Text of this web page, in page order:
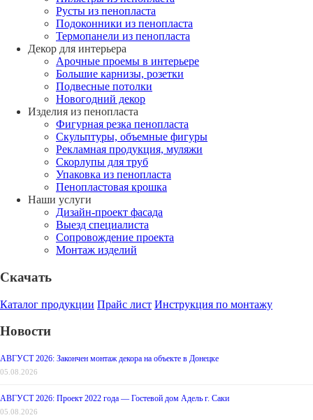
Русты из пенопласта
Подоконники из пенопласта
Термопанели из пенопласта
Декор для интерьера
Арочные проемы в интерьере
Большие карнизы, розетки
Подвесные потолки
Новогодний декор
Изделия из пенопласта
Фигурная резка пенопласта
Скульптуры, объемные фигуры
Рекламная продукция, муляжи
Скорлупы для труб
Упаковка из пенопласта
Пенопластовая крошка
Наши услуги
Дизайн-проект фасада
Выезд специалиста
Сопровождение проекта
Монтаж изделий
Скачать
Каталог продукции Прайс лист Инструкция по монтажу
Новости
АВГУСТ 2026: Закончен монтаж декора на объекте в Донецке
05.08.2026
АВГУСТ 2026: Проект 2022 года — Гостевой дом Адель г. Саки
05.08.2026